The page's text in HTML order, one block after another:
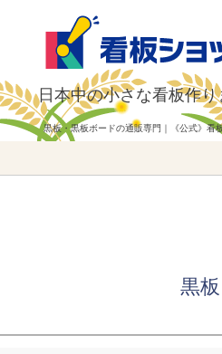
日本中の小さな看板作り
黒板・黒板ボードの通販専門｜《公式》看
黒